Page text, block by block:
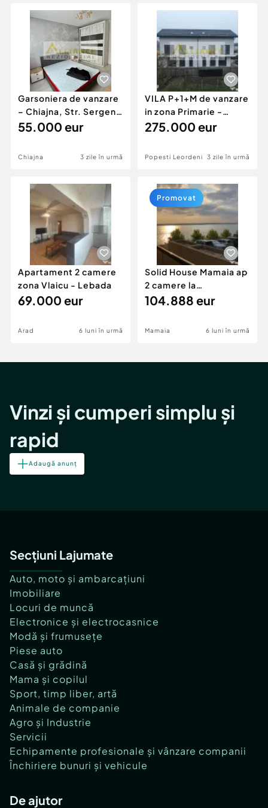
Servicii
Animale de companie
Afaceri și echipamente profesionale
Inchiriere Bunuri si Vehicule
Utilaje agricole si industriale
Piese auto si accesorii
Dacia Duster
Garsoniera de vanzare
– Chiajna, Str. Sergent
Ilie Petre
55.000 eur
Chiajna 3 zile în urmă
VILA P+1+M de vanzare
in zona Primarie -
Popesti-Leordeni
275.000 eur
Popesti Leordeni 3 zile în urmă
Apartament 2 camere
zona Vlaicu - Lebada
69.000 eur
Arad 6 luni în urmă
Solid House Mamaia ap
2 camere la
cheie,langa Mega
104.888 eur
Mamaia 6 luni în urmă
Promovat
Vinzi și cumperi simplu și
rapid
Adaugă anunț
Secțiuni Lajumate
Auto, moto și ambarcațiuni
Imobiliare
Locuri de muncă
Electronice și electrocasnice
Modă și frumusețe
Piese auto
Casă și grădină
Mama și copilul
Sport, timp liber, artă
Animale de companie
Agro și Industrie
Servicii
Echipamente profesionale și vânzare companii
Închiriere bunuri și vehicule
De ajutor